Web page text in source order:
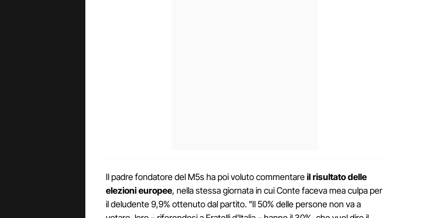
Il padre fondatore del M5s ha poi voluto commentareil risultato delle
elezioni europee, nella stessa giornata in cui Conte faceva mea culpa per
il deludente 9,9% ottenuto dal partito. "Il 50% delle persone non va a